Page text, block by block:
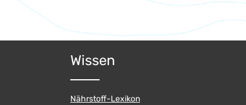
Wissen
Nährstoff-Lexikon